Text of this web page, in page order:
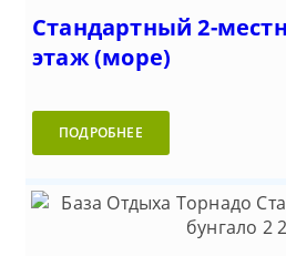
Стандартный 2-
этаж (море)
ПОДРОБНЕЕ